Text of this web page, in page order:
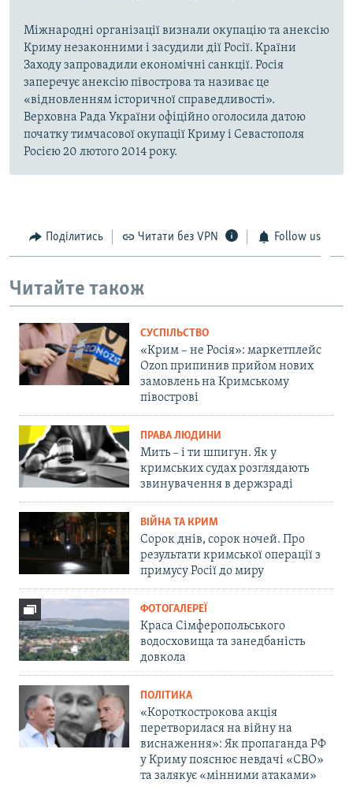
Міжнародні організації визнали окупацію та анексію
Криму незаконними і засудили дії Росії. Країни
Заходу запровадили економічні санкції. Росія
заперечує анексію півострова та називає це
«відновленням історичної справедливості».
Верховна Рада України офіційно оголосила датою
початку тимчасової окупації Криму і Севастополя
Росією 20 лютого 2014 року.
Поділитись Читати без VPN Follow us
Читайте також
СУСПІЛЬСТВО
«Крим – не Росія»: маркетплейс
Ozon припинив прийом нових
замовлень на Кримському
півострові
ПРАВА ЛЮДИНИ
Мить – і ти шпигун. Як у
кримських судах розглядають
звинувачення в держзраді
ВІЙНА ТА КРИМ
Сорок днів, сорок ночей. Про
результати кримської операції з
примусу Росії до миру
ФОТОГАЛЕРЕЇ
Краса Сімферопольського
водосховища та занедбаність
довкола
ПОЛІТИКА
«Короткострокова акція
перетворилася на війну на
виснаження»: Як пропаганда РФ
у Криму пояснює невдачі «СВО»
та залякує «мінними атаками»